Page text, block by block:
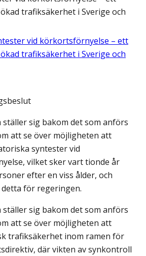
trafiksäkerhet i Sverige och
vid körkortsförnyelse – ett
trafiksäkerhet i Sverige och
ställer sig bakom det som anförs
att se över möjligheten att
syntester vid
vilket sker vart tionde år
efter en viss ålder, och
för regeringen.
ställer sig bakom det som anförs
att se över möjligheten att
trafiksäkerhet inom ramen för
där vikten av synkontroll